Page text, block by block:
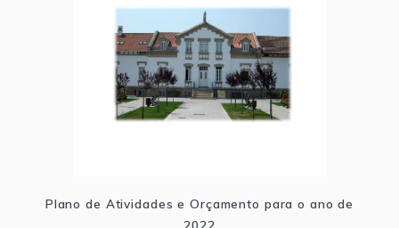
Plano de Atividades e Orçamento para o ano de